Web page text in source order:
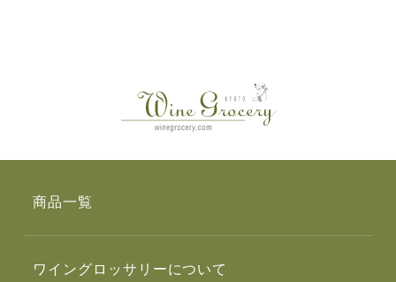
商品一覧
ワイングロッサリーについて